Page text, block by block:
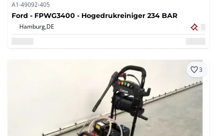
A1-49092-405
Ford - FPWG3400 - Hogedrukreiniger 234 BAR
Hamburg,DE
3